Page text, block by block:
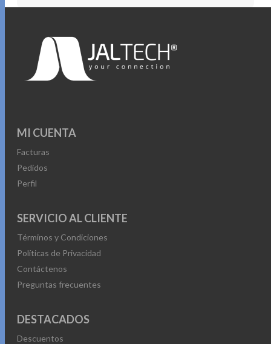
MI CUENTA
Facturas
Pedidos
Perfil
SERVICIO AL CLIENTE
Términos y Condiciones
Políticas de Privacidad
Contáctenos
Preguntas frecuentes
DESTACADOS
Descuentos